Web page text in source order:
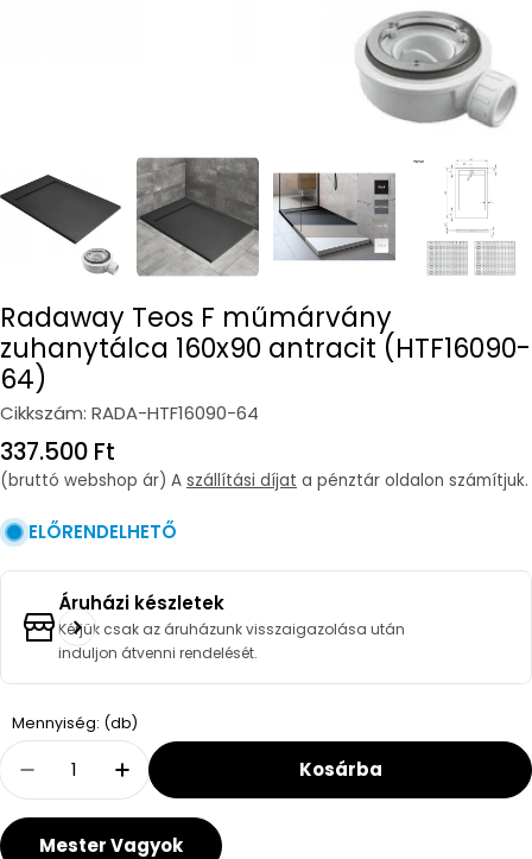
Radaway Teos F műmárvány
zuhanytálca 160x90 antracit (HTF16090-
64)
Cikkszám: RADA-HTF16090-64
Regular
price
337.500 Ft
(bruttó webshop ár) A szállítási díjat a pénztár oldalon számítjuk.
ELŐRENDELHETŐ
Áruházi készletek
Kérjük csak az áruházunk visszaigazolása után
induljon átvenni rendelését.
Mennyiség: (db)Quantity
Decrease Quantity For Radaway Teos F
Increase Quantity For Radaway
Kosárba
Mester Vagyok